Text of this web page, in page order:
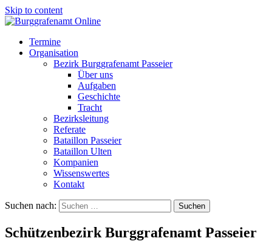
Skip to content
Termine
Organisation
Bezirk Burggrafenamt Passeier
Über uns
Aufgaben
Geschichte
Tracht
Bezirksleitung
Referate
Bataillon Passeier
Bataillon Ulten
Kompanien
Wissenswertes
Kontakt
Suchen nach:
Schützenbezirk Burggrafenamt Passeier